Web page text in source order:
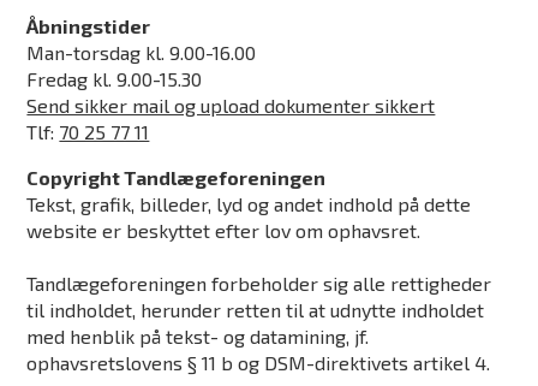
Åbningstider
Man-torsdag kl. 9.00-16.00
Fredag kl. 9.00-15.30
Send sikker mail og upload dokumenter sikkert
Tlf: 70 25 77 11
Copyright Tandlægeforeningen
Tekst, grafik, billeder, lyd og andet indhold på dette
website er beskyttet efter lov om ophavsret.
Tandlægeforeningen forbeholder sig alle rettigheder
til indholdet, herunder retten til at udnytte indholdet
med henblik på tekst- og datamining, jf.
ophavsretslovens § 11 b og DSM-direktivets artikel 4.